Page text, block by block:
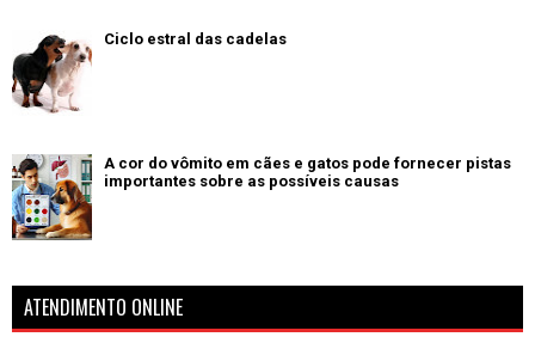
Ciclo estral das cadelas
A cor do vômito em cães e gatos pode fornecer pistas
importantes sobre as possíveis causas
ATENDIMENTO ONLINE